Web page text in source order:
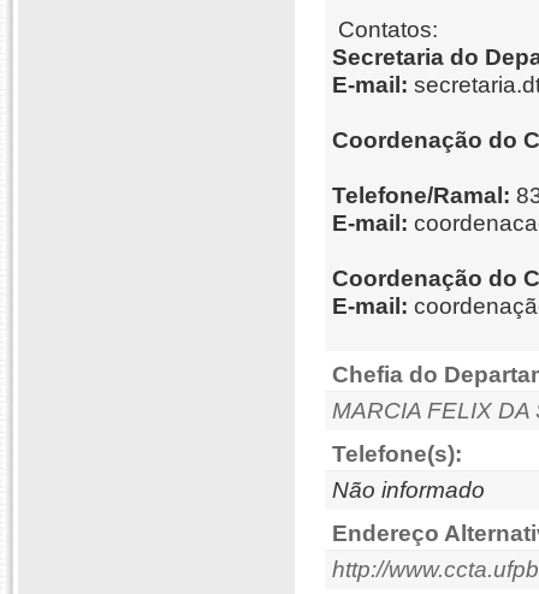
Contatos:
Secretaria do
E-mail:
Coordenação do
Telefone/Ramal:
E-mail:
Coordenação do
E-mail:
Chefia do
MARCIA FELIX DA
Telefone(s):
Não informado
Endereço
http://